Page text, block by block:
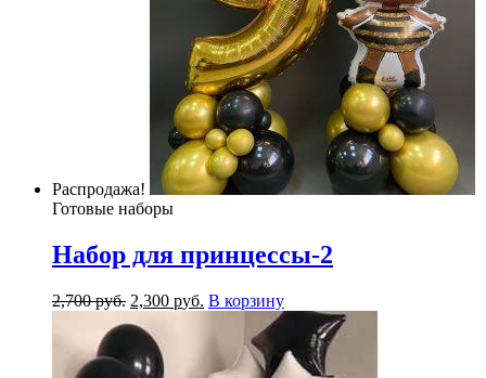
Распродажа!
Готовые наборы
Набор для принцессы-2
2,700руб. 2,300 руб. В корзину